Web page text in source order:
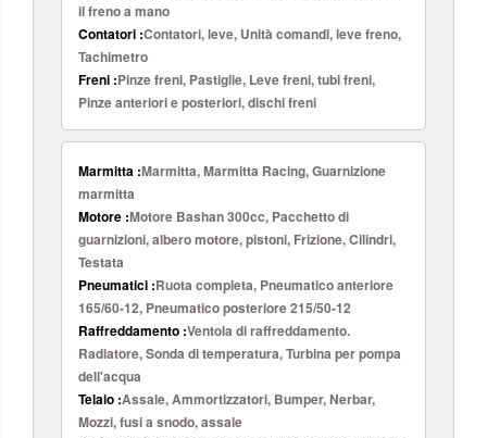
il freno a mano
Contatori :Contatori, leve, Unità comandi, leve freno,
Tachimetro
Freni :Pinze freni, Pastiglie, Leve freni, tubi freni,
Pinze anteriori e posteriori, dischi freni
Marmitta :Marmitta, Marmitta Racing, Guarnizione
marmitta
Motore :Motore Bashan 300cc, Pacchetto di
guarnizioni, albero motore, pistoni, Frizione, Cilindri,
Testata
Pneumatici :Ruota completa, Pneumatico anteriore
165/60-12, Pneumatico posteriore 215/50-12
Raffreddamento :Ventola di raffreddamento.
Radiatore, Sonda di temperatura, Turbina per pompa
dell'acqua
Telaio :Assale, Ammortizzatori, Bumper, Nerbar,
Mozzi, fusi a snodo, assale